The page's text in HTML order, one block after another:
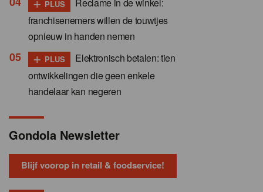
PLUS
franchisenemers willen de touwtjes
opnieuw in handen nemen
+ PLUS
Elektronisch betalen: tien
ontwikkelingen die geen enkele
handelaar kan negeren
Gondola Newsletter
Blijf voorop in retail & foodservice!